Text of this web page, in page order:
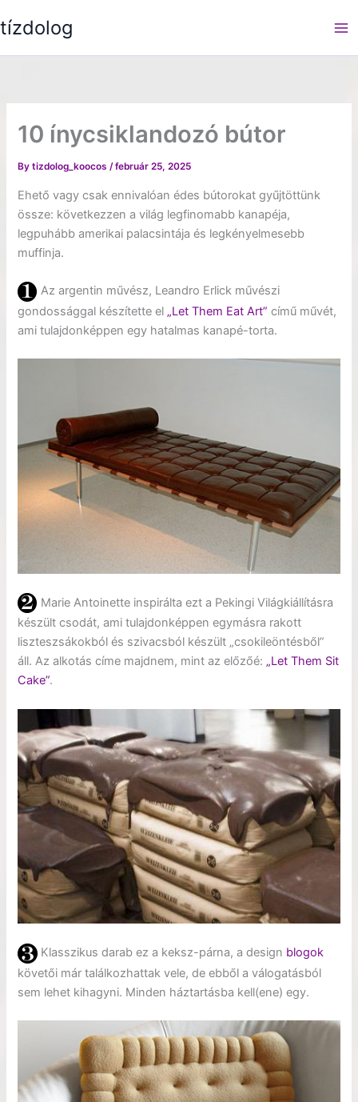
to
tízdolog
10 ínycsiklandozó bútor
Bytizdolog_koocos/február 25, 2025
Ehető vagy csak ennivalóan édes bútorokat gyűjtöttünk
össze: következzen a világ legfinomabb kanapéja,
legpuhább amerikai palacsintája és legkényelmesebb
muffinja.
Az argentin művész, Leandro Erlick művészi
gondossággal készítette el „Let Them Eat Art” című művét,
ami tulajdonképpen egy hatalmas kanapé-torta.
Marie Antoinette inspirálta ezt a Pekingi Világkiállításra
készült csodát, ami tulajdonképpen egymásra rakott
liszteszsákokból és szivacsból készült „csokileöntésből”
áll. Az alkotás címe majdnem, mint az előzőé: „Let Them Sit
Cake”.
Klasszikus darab ez a keksz-párna, a design blogok
követői már találkozhattak vele, de ebből a válogatásból
sem lehet kihagyni. Minden háztartásba kell(ene) egy.